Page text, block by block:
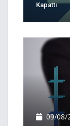
Kapattı
09/08/